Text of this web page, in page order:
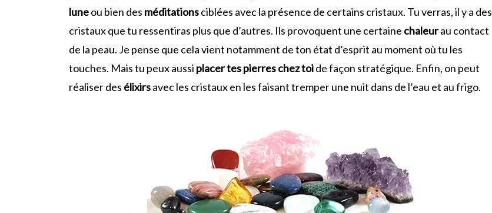
luneou bien des méditationsciblées avec la présence de certains cristaux. Tu verras, il y a des
cristaux que tu ressentiras plus que d’autres. Ils provoquent une certaine chaleurau contact
de la peau. Je pense que cela vient notamment de ton état d’esprit au moment où tu les
touches. Mais tu peux aussi placer tes pierres chez toide façon stratégique. Enfin, on peut
réaliser des élixirsavec les cristaux en les faisant tremper une nuit dans de l’eau et au frigo.